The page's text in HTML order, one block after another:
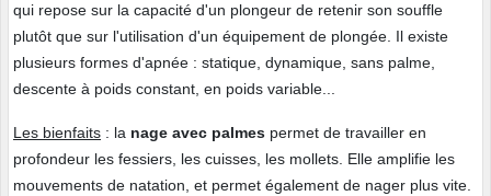
qui repose sur la capacité d'un plongeur de retenir son souffle
plutôt que sur l'utilisation d'un équipement de plongée. Il existe
plusieurs formes d'apnée : statique, dynamique, sans palme,
descente à poids constant, en poids variable...
Les bienfaits : la nage avec palmes permet de travailler en
profondeur les fessiers, les cuisses, les mollets. Elle amplifie les
mouvements de natation, et permet également de nager plus vite.